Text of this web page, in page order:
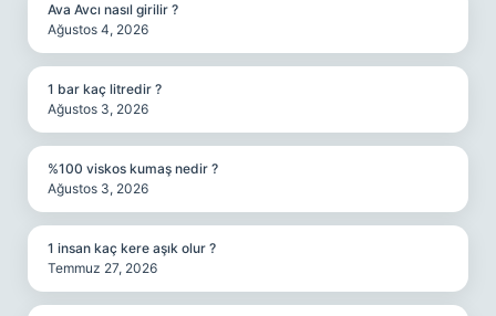
Ava Avcı nasıl girilir ?
Ağustos 4, 2026
1 bar kaç litredir ?
Ağustos 3, 2026
%100 viskos kumaş nedir ?
Ağustos 3, 2026
1 insan kaç kere aşık olur ?
Temmuz 27, 2026